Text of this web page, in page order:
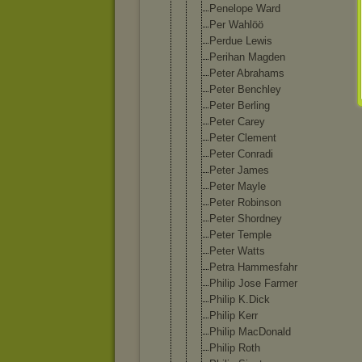
Penelope Ward
Per Wahlöö
Perdue Lewis
Perihan Magden
Peter Abrahams
Peter Benchley
Peter Berling
Peter Carey
Peter Clement
Peter Conradi
Peter James
Peter Mayle
Peter Robinson
Peter Shordney
Peter Temple
Peter Watts
Petra Hammesfahr
Philip Jose Farmer
Philip K.Dick
Philip Kerr
Philip MacDonald
Philip Roth